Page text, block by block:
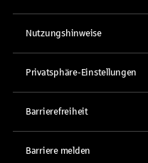
Nutzungshinweise
Privatsphäre-Einstellungen
Barrierefreiheit
Barriere melden